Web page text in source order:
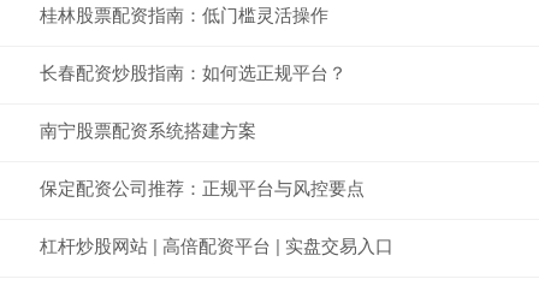
桂林股票配资指南：低门槛灵活操作
长春配资炒股指南：如何选正规平台？
南宁股票配资系统搭建方案
保定配资公司推荐：正规平台与风控要点
杠杆炒股网站 | 高倍配资平台 | 实盘交易入口